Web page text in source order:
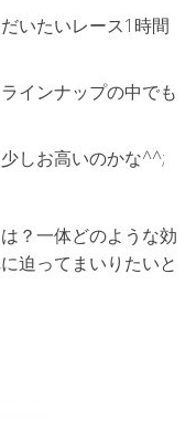
いたいレース1時間
インナップの中でも
しお高いのかな^^;
？一体どのような効
迫ってまいりたいと